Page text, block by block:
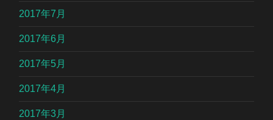
2017年7月
2017年6月
2017年5月
2017年4月
2017年3月